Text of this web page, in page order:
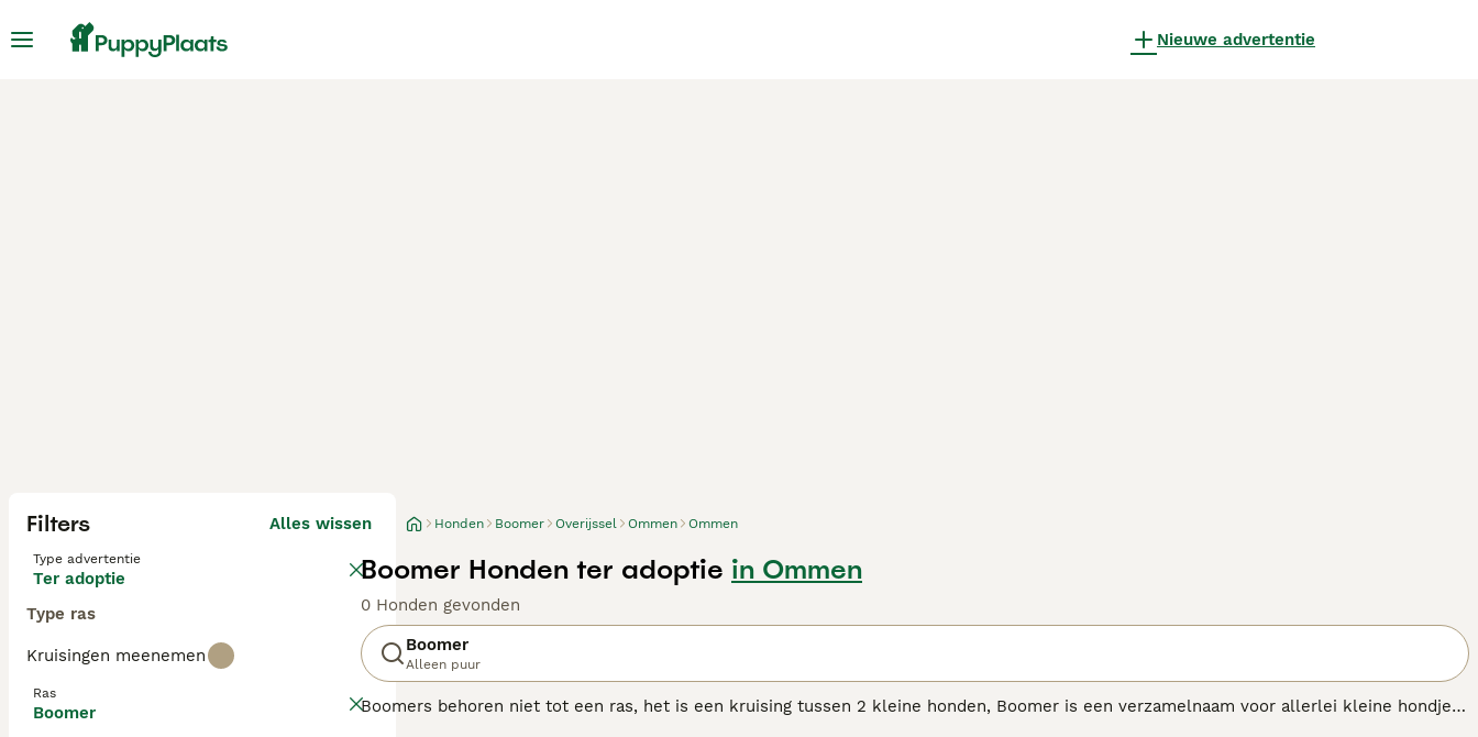
Nieuwe advertentie
Filters Alles wissen
Type advertentie
Ter adoptie
Type ras
Kruisingen meenemen
Ras
Boomer
Honden Boomer Overijssel Ommen Ommen
Boomer Honden ter adoptie in Ommen
0 Honden gevonden
Boomer
Alleen puur
Boomers behoren niet tot een ras, het is een kruising tussen 2 kleine honden, Boomer is een verzamelnaam voor allerlei kleine hondjes.